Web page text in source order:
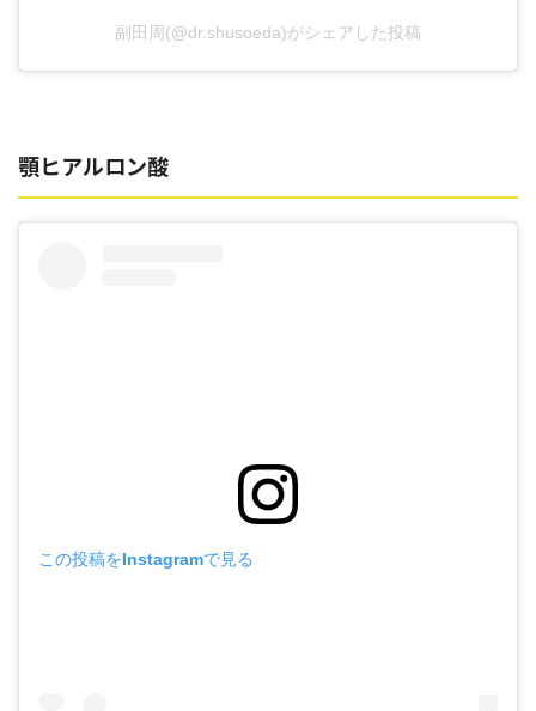
副田周(@dr.shusoeda)がシェアした投稿
顎ヒアルロン酸
この投稿をInstagramで見る